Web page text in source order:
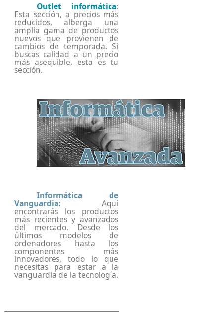
Outlet informática:
Esta sección, a precios más
reducidos, alberga una
amplia gama de productos
nuevos que provienen de
cambios de temporada. Si
buscas calidad a un precio
más asequible, esta es tu
sección.
Informática de
Vanguardia: Aquí
encontrarás los productos
más recientes y avanzados
del mercado. Desde los
últimos modelos de
ordenadores hasta los
componentes más
innovadores, todo lo que
necesitas para estar a la
vanguardia de la tecnología.